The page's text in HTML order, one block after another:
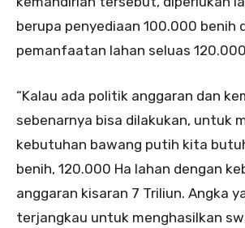
berupa penyediaan 100.000 benih
pemanfaatan lahan seluas
“Kalau ada politik anggaran dan
sebenarnya bisa dilakukan, untuk
kebutuhan bawang putih kita
benih, 120.000 Ha lahan dengan
anggaran kisaran 7 Triliun. Angka
terjangkau untuk menghasilkan